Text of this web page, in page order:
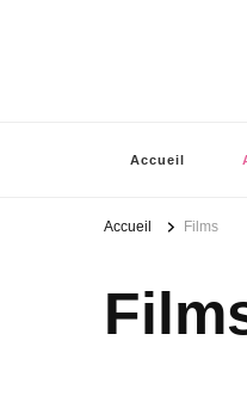
Accueil
Accueil Films